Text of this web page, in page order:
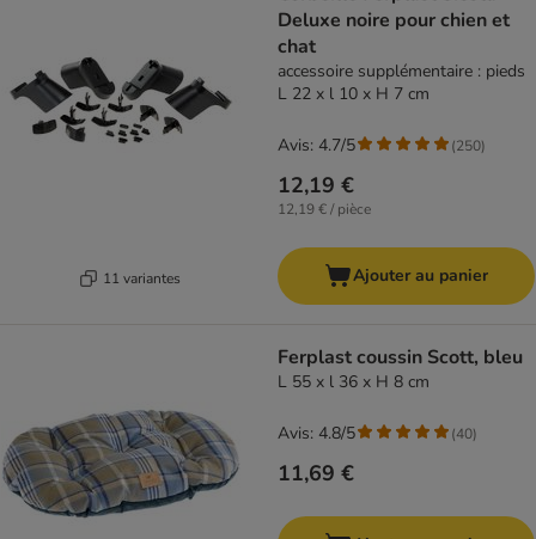
11 variantes
Deluxe noire pour chien et
chat
accessoire supplémentaire : pieds
L 22 x l 10 x H 7 cm
12,19 €
12,19 € / pièce
Avis: 4.7/5 (250)
Ajouter au panier
Ferplast coussin Scott, bleu
L 55 x l 36 x H 8 cm
11,69 €
Avis: 4.8/5 (40)